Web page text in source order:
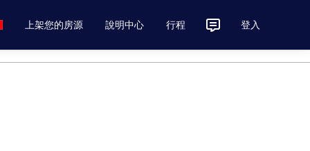
上架您的房源 說明中心 行程 登入